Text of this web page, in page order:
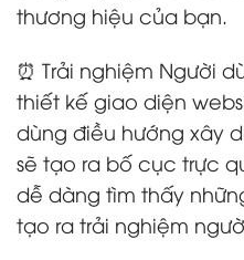
thương hiệu của bạn.
⏰ Trải nghiệm Người
thiết kế giao diện
dùng điều hướng xây
sẽ tạo ra bố cục trực
dễ dàng tìm thấy
tạo ra trải nghiệm